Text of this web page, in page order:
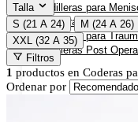
Rodilleras para
Rodilleras para
Rodilleras para
Rodilleras Post
Talla
S (21 A 24)
M (24 A 26)
XXL (32 A 35)
Filtros
1 productos en Coderas
Ordenar por